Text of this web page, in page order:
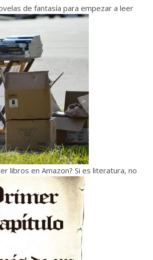
de fantasía para empezar a leer
libros en Amazon? Si es literatura, no